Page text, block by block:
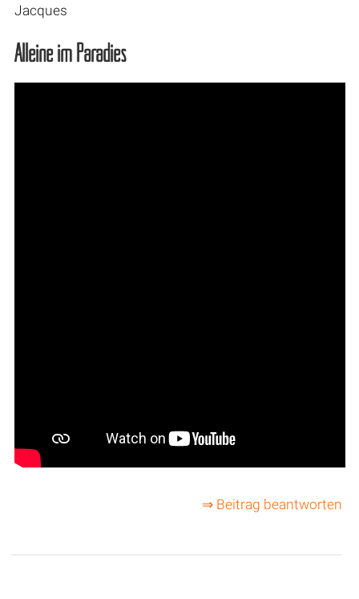
Jacques
Alleine im Paradies
⇒ Beitrag beantworten